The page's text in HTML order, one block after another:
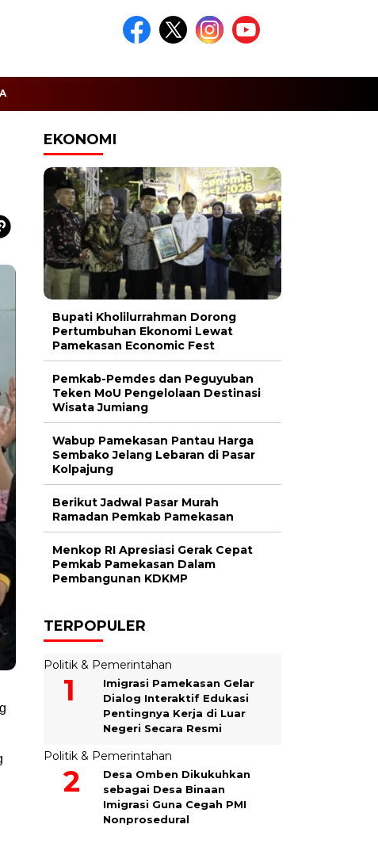
EKONOMI
Bupati Kholilurrahman Dorong
Pertumbuhan Ekonomi Lewat
Pamekasan Economic Fest
Pemkab-Pemdes dan Peguyuban
Teken MoU Pengelolaan Destinasi
Wisata Jumiang
Wabup Pamekasan Pantau Harga
Sembako Jelang Lebaran di Pasar
Kolpajung
Berikut Jadwal Pasar Murah
Ramadan Pemkab Pamekasan
Menkop RI Apresiasi Gerak Cepat
Pemkab Pamekasan Dalam
Pembangunan KDKMP
TERPOPULER
Politik & Pemerintahan
Imigrasi Pamekasan Gelar
Dialog Interaktif Edukasi
Pentingnya Kerja di Luar
Negeri Secara Resmi
Politik & Pemerintahan
Desa Omben Dikukuhkan
sebagai Desa Binaan
Imigrasi Guna Cegah PMI
Nonprosedural